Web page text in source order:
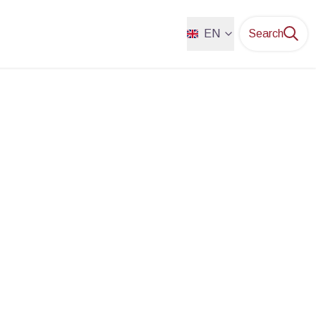
EN Search